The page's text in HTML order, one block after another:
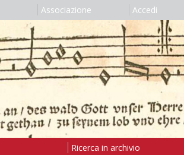
Associazione Accedi
Ricerca in archivio